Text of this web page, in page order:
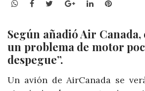
WhatsApp
Facebook
TwitterGoogle+LinkedInPinterest
Según añadió Air
un problema de motor
despegue”.
Un avión de AirCanada se